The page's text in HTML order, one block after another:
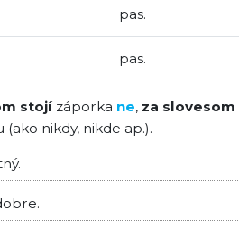
pas.
pas.
stojí záporka ne, za slovesom
nikdy, nikde ap.).